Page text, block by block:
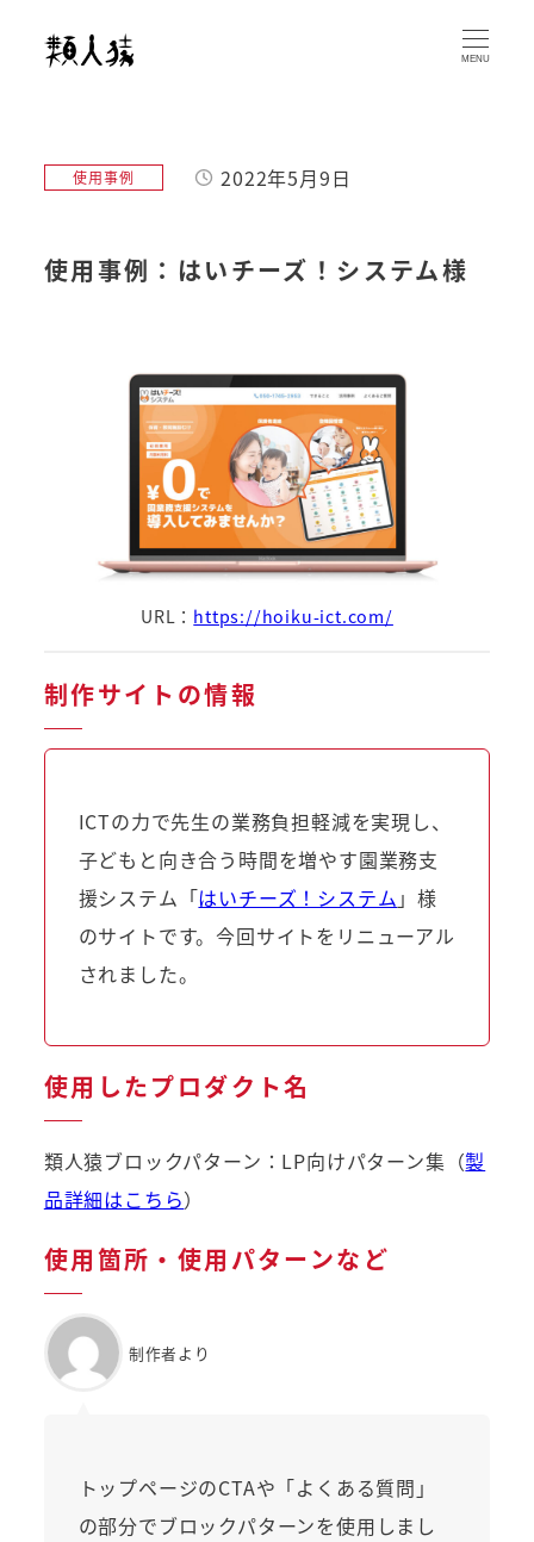
MENU
使用事例：はいチーズ！システム様
投稿日2022年5月9日
カテゴリー
使用事例
URL： https://hoiku-ict.com/
制作サイトの情報
ICTの力で先生の業務負担軽減を実現し、
子どもと向き合う時間を増やす園業務支
援システム「はいチーズ！システム 」様
のサイトです。今回サイトをリニューアル
されました。
使用したプロダクト名
類人猿ブロックパターン：LP向けパターン集（製
品詳細はこちら）
使用箇所・使用パターンなど
制作者より
トップページのCTAや「よくある質問」
の部分でブロックパターンを使用しまし